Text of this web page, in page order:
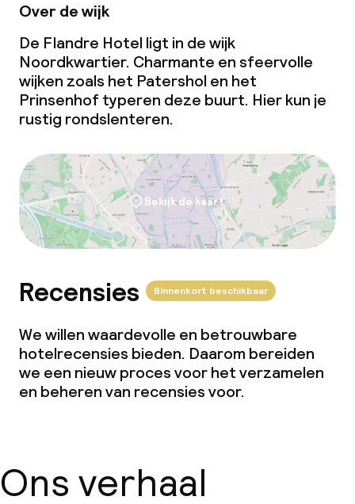
Over de wijk
De Flandre Hotel ligt in de wijk
Noordkwartier. Charmante en sfeervolle
wijken zoals het Patershol en het
Prinsenhof typeren deze buurt. Hier kun je
rustig rondslenteren.
Bekijk de kaart
Recensies Binnenkort beschikbaar
We willen waardevolle en betrouwbare
hotelrecensies bieden. Daarom bereiden
we een nieuw proces voor het verzamelen
en beheren van recensies voor.
Ons verhaal